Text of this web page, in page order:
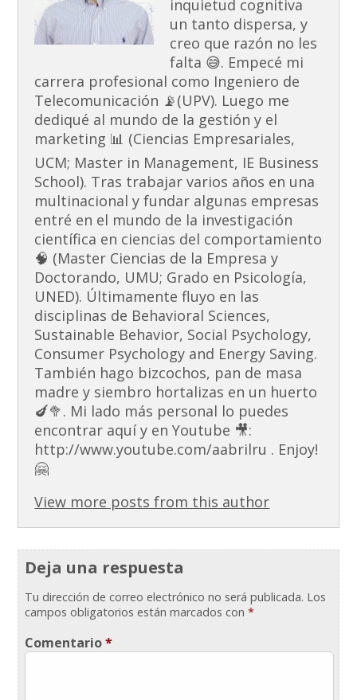
inquietud cognitiva
un tanto dispersa, y
creo que razón no les
falta 😅. Empecé mi
carrera profesional como Ingeniero de
Telecomunicación 📡(UPV). Luego me
dediqué al mundo de la gestión y el
marketing 📊 (Ciencias Empresariales,
UCM; Master in Management, IE Business
School). Tras trabajar varios años en una
multinacional y fundar algunas empresas
entré en el mundo de la investigación
científica en ciencias del comportamiento
🧠 (Master Ciencias de la Empresa y
Doctorando, UMU; Grado en Psicología,
UNED). Últimamente fluyo en las
disciplinas de Behavioral Sciences,
Sustainable Behavior, Social Psychology,
Consumer Psychology and Energy Saving.
También hago bizcochos, pan de masa
madre y siembro hortalizas en un huerto
🍆🥦. Mi lado más personal lo puedes
encontrar aquí y en Youtube 🎥:
http://www.youtube.com/aabrilru . Enjoy!
🤗
View more posts from this author
Deja una respuesta
Tu dirección de correo electrónico no será publicada. Los
campos obligatorios están marcados con*
Comentario*